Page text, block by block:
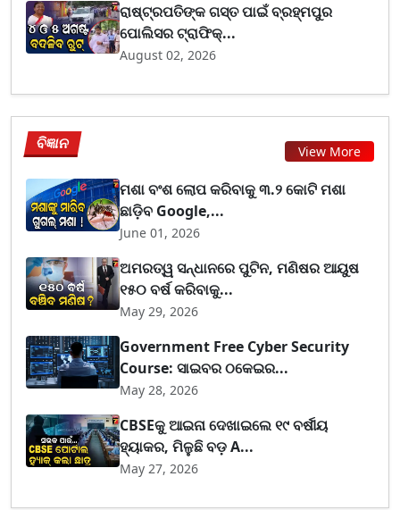
ରାଷ୍ଟ୍ରପତିଙ୍କ ଗସ୍ତ ପାଇଁ ବ୍ରହ୍ମପୁର
ପୋଲିସର ଟ୍ରାଫିକ୍...
August 02, 2026
ବିଜ୍ଞାନ View More
ମଶା ବଂଶ ଲୋପ କରିବାକୁ ୩.୨ କୋଟି ମଶା
ଛାଡ଼ିବ Google,...
June 01, 2026
ଅମରତ୍ୱ ସନ୍ଧାନରେ ପୁଟିନ, ମଣିଷର ଆୟୁଷ
୧୫୦ ବର୍ଷ କରିବାକୁ...
May 29, 2026
Government Free Cyber Security
Course: ସାଇବର ଠକେଇର...
May 28, 2026
CBSEକୁ ଆଇନା ଦେଖାଇଲେ ୧୯ ବର୍ଷୀୟ
ହ୍ୟାକର, ମିଳୁଛି ବଡ଼ A...
May 27, 2026